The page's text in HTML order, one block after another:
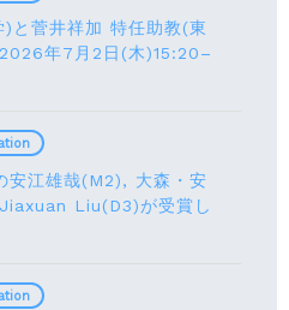
と菅井祥加 特任助教(東
年7月2日(木)15:20–
安江雄哉(M2), 大森・安
Liu(D3)が受賞し